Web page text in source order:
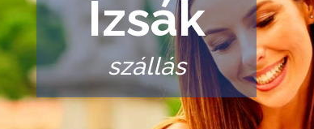
Izsák
szállás